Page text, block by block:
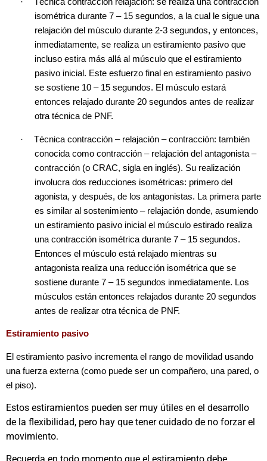
· Técnica contracción relajación: se realiza una contracción
isométrica durante 7 – 15 segundos, a la cual le sigue una
relajación del músculo durante 2-3 segundos, y entonces,
inmediatamente, se realiza un estiramiento pasivo que
incluso estira más allá al músculo que el estiramiento
pasivo inicial. Este esfuerzo final en estiramiento pasivo
se sostiene 10 – 15 segundos. El músculo estará
entonces relajado durante 20 segundos antes de realizar
otra técnica de PNF.
·
Técnica contracción – relajación – contracción: también
conocida como contracción – relajación del antagonista –
contracción (o CRAC, sigla en inglés). Su realización
involucra dos reducciones isométricas: primero del
agonista, y después, de los antagonistas. La primera parte
es similar al sostenimiento – relajación donde, asumiendo
un estiramiento pasivo inicial el músculo estirado realiza
una contracción isométrica durante 7 – 15 segundos.
Entonces el músculo está relajado mientras su
antagonista realiza una reducción isométrica que se
sostiene durante 7 – 15 segundos inmediatamente. Los
músculos están entonces relajados durante 20 segundos
antes de realizar otra técnica de PNF.
Estiramiento pasivo
El estiramiento pasivo incrementa el rango de movilidad usando
una fuerza externa (como puede ser un compañero, una pared, o
el piso).
Estos estiramientos pueden ser muy útiles en el desarrollo
de la flexibilidad, pero hay que tener cuidado de no forzar el
movimiento.